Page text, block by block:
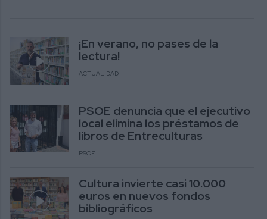
¡En verano, no pases de la
lectura!
ACTUALIDAD
PSOE denuncia que el ejecutivo
local elimina los préstamos de
libros de Entreculturas
PSOE
Cultura invierte casi 10.000
euros en nuevos fondos
bibliográficos